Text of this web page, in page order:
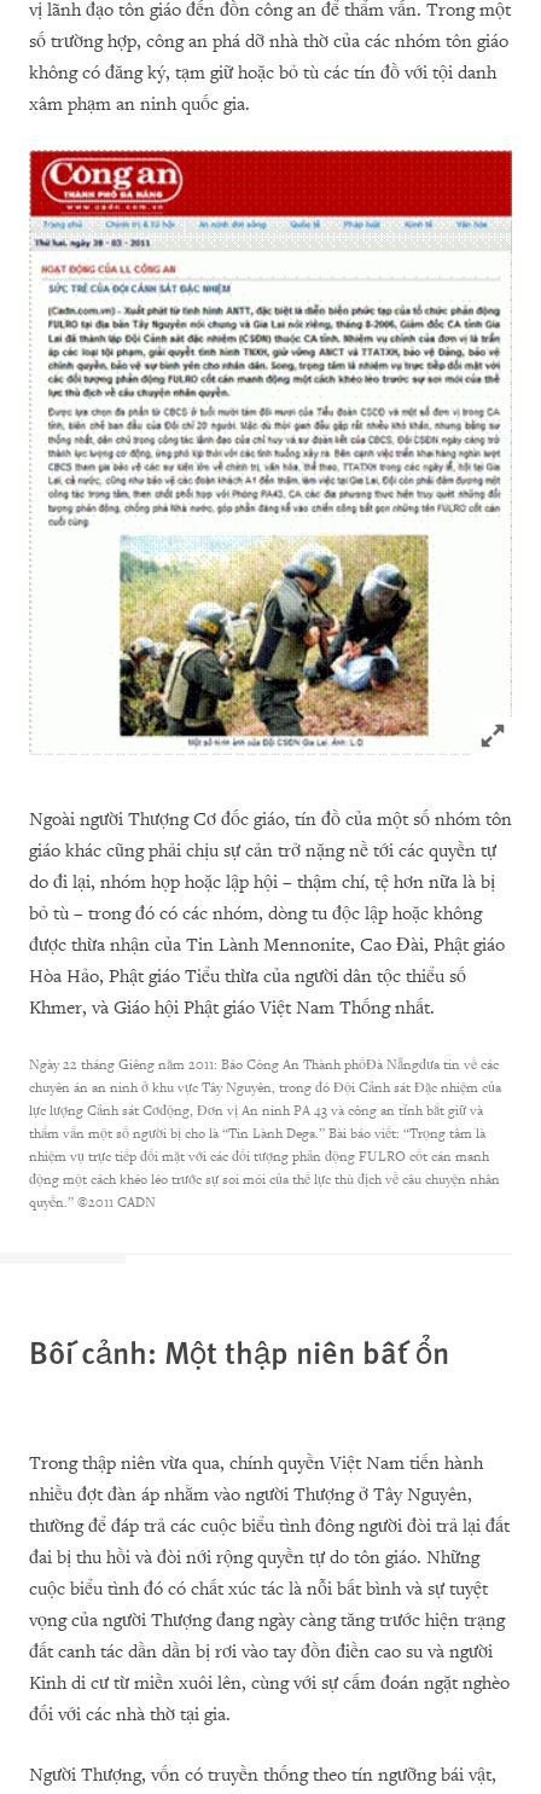
vị lãnh đạo tôn giáo đến đồn công an để thẩm vấn. Trong một
số trường hợp, công an phá dỡ nhà thờ của các nhóm tôn giáo
không có đăng ký, tạm giữ hoặc bỏ tù các tín đồ với tội danh
xâm phạm an ninh quốc gia.
Click
Ngoài người Thượng Cơ đốc giáo, tín đồ của một số nhóm tôn
giáo khác cũng phải chịu sự cản trở nặng nề tới các quyền tự
do đi lại, nhóm họp hoặc lập hội – thậm chí, tệ hơn nữa là bị
bỏ tù – trong đó có các nhóm, dòng tu độc lập hoặc không
được thừa nhận của Tin Lành Mennonite, Cao Đài, Phật giáo
Hòa Hảo, Phật giáo Tiểu thừa của người dân tộc thiểu số
Khmer, và Giáo hội Phật giáo Việt Nam Thống nhất.
Ngày 22 tháng Giêng năm 2011: Báo Công An Thành phốĐà Nẵngđưa tin về các
chuyên án an ninh ở khu vực Tây Nguyên, trong đó Đội Cảnh sát Đặc nhiệm của
lực lượng Cảnh sát Cơđộng, Đơn vị An ninh PA 43 và công an tỉnh bắt giữ và
thẩm vấn một số người bị cho là “Tin Lành Dega.” Bài báo viết: “Trọng tâm là
nhiệm vụ trực tiếp đối mặt với các đối tượng phản động FULRO cốt cán manh
động một cách khéo léo trước sự soi mói của thế lực thù địch về câu chuyện nhân
quyền.” ©2011 CADN
Bối cảnh: Một thập niên bất ổn
Trong thập niên vừa qua, chính quyền Việt Nam tiến hành
nhiều đợt đàn áp nhằm vào người Thượng ở Tây Nguyên,
thường để đáp trả các cuộc biểu tình đông người đòi trả lại đất
đai bị thu hồi và đòi nới rộng quyền tự do tôn giáo. Những
cuộc biểu tình đó có chất xúc tác là nỗi bất bình và sự tuyệt
vọng của người Thượng đang ngày càng tăng trước hiện trạng
đất canh tác dần dần bị rơi vào tay đồn điền cao su và người
Kinh di cư từ miền xuôi lên, cùng với sự cấm đoán ngặt nghèo
đối với các nhà thờ tại gia.
Người Thượng, vốn có truyền thống theo tín ngưỡng bái vật,